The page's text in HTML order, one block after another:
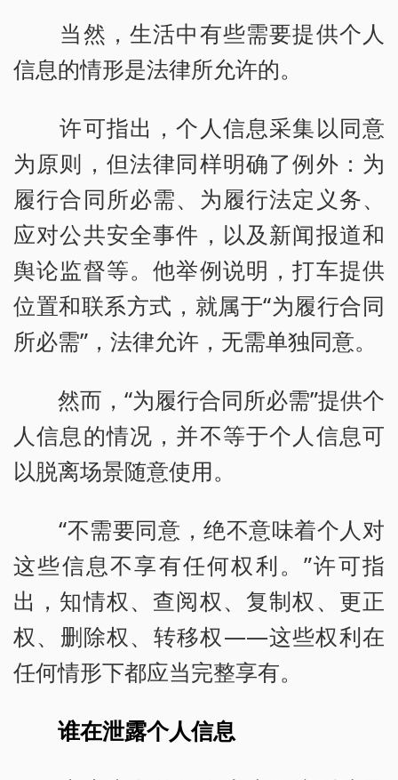
当然，生活中有些需要提供个人
信息的情形是法律所允许的。
许可指出，个人信息采集以同意
为原则，但法律同样明确了例外：为
履行合同所必需、为履行法定义务、
应对公共安全事件，以及新闻报道和
舆论监督等。他举例说明，打车提供
位置和联系方式，就属于“为履行合同
所必需”，法律允许，无需单独同意。
然而，“为履行合同所必需”提供个
人信息的情况，并不等于个人信息可
以脱离场景随意使用。
“不需要同意，绝不意味着个人对
这些信息不享有任何权利。”许可指
出，知情权、查阅权、复制权、更正
权、删除权、转移权——这些权利在
任何情形下都应当完整享有。
谁在泄露个人信息